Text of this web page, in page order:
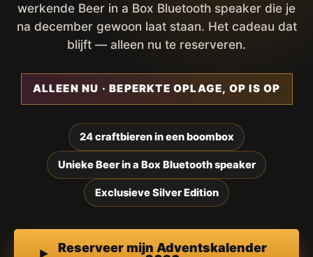
werkende Beer in a Box Bluetooth speaker die je
na december gewoon laat staan. Het cadeau dat
blijft — alleen nu te reserveren.
ALLEEN NU · BEPERKTE OPLAGE, OP IS OP
24 craftbieren in een boombox
Unieke Beer in a Box Bluetooth speaker
Exclusieve Silver Edition
Reserveer mijn Adventskalender